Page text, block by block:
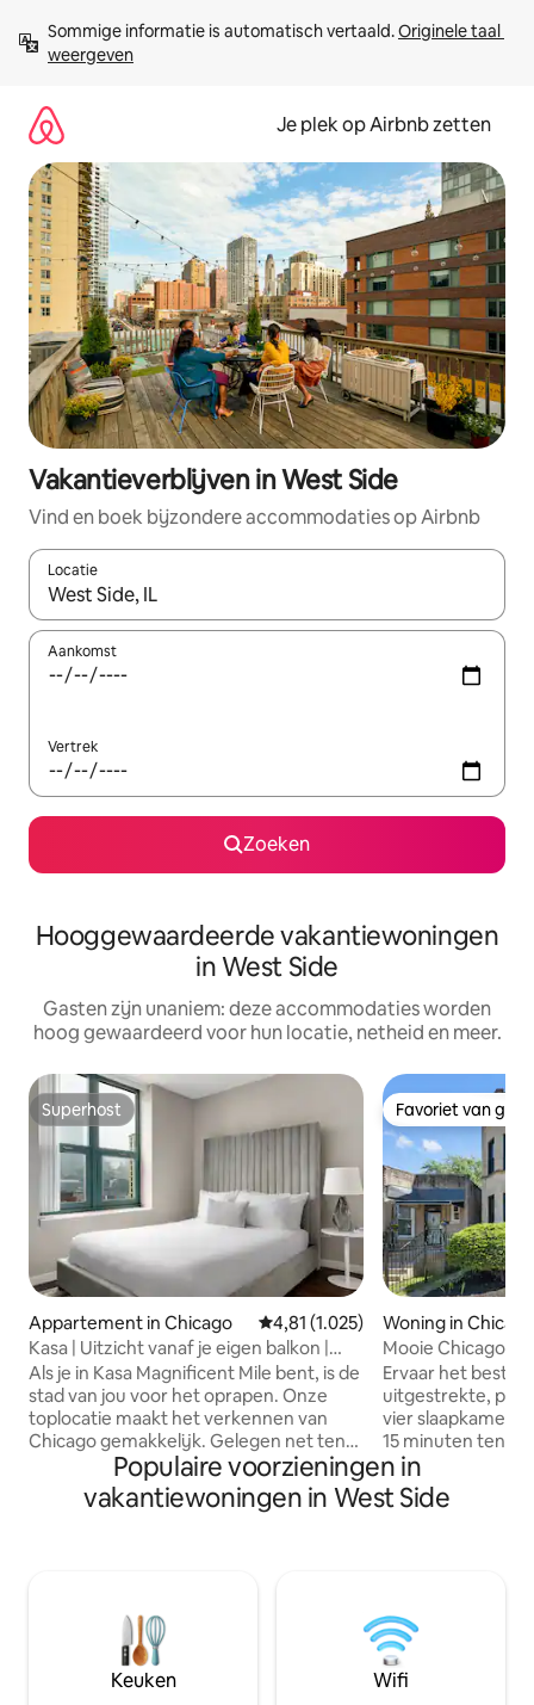
direct
naar
Sommige informatie is automatisch vertaald. Originele taal
weergeven
Je plek op Airbnb zetten
Vakantieverblijven in West Side
Vind en boek bijzondere accommodaties op Airbnb
Locatie
Wanneer er resultaten beschikbaar zijn, maak je een keuze
Aankomst
Vertrek
Zoeken
Hooggewaardeerde vakantiewoningen
in West Side
Gasten zijn unaniem: deze accommodaties worden
hoog gewaardeerd voor hun locatie, netheid en meer.
Superhost
Superhost
Appartement in Chicago Gemiddelde beoordeling van
4,81 (1.025)
Kasa | Uitzicht vanaf je eigen balkon |
Chicago
Als je in Kasa Magnificent Mile bent, is de
stad van jou voor het oprapen. Onze
toplocatie maakt het verkennen van
Chicago gemakkelijk. Gelegen net ten
noorden van het centrum van Chicago,
bevind je je op een steenworp afstand
van Oak Street Beach, op een korte
vakantie. Onze appartementen met
technologie bieden zelf inchecken om
16.00 uur, 24/7 ondersteuning voor
gasten via sms of telefoon en een
Favoriet van
Favoriet van
Woning in
Mooie Chicago
Ervaar het beste
uitgestrekte,
vier slaapkamers.
15 minuten ten
stadscentrum is
scene van de
Garfield Park
Line Voorzieningen: wasserette op het
terrein (beschikbaar
experts: we
accommodatie
Populaire voorzieningen in
vakantiewoningen in West Side
Keuken Wifi